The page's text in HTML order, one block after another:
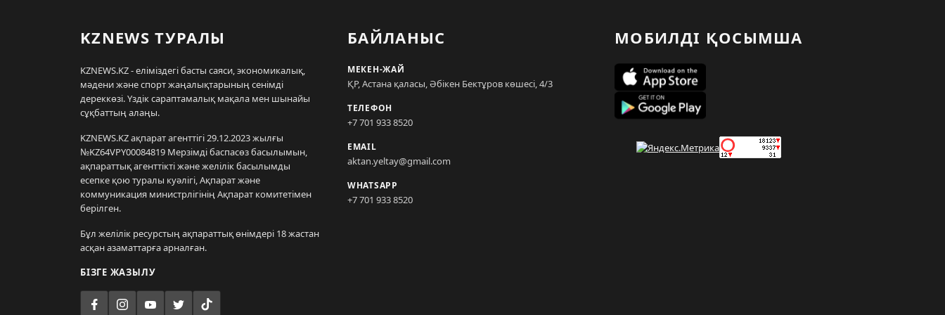
KZNEWS ТУРАЛЫ
KZNEWS.KZ - еліміздегі басты саяси, экономикалық,
мәдени және спорт жаңалықтарының сенімді
дереккөзі. Үздік сараптамалық мақала мен шынайы
сұқбаттың алаңы.
KZNEWS.KZ ақпарат агенттігі 29.12.2023 жылғы
№KZ64VPY00084819 Мерзімді баспасөз басылымын,
ақпараттық агенттікті және желілік басылымды
есепке қою туралы куәлігі, Ақпарат және
коммуникация министрлігінің Ақпарат комитетімен
берілген.
Бұл желілік ресурстың ақпараттық өнімдері 18 жастан
асқан азаматтарға арналған.
БІЗГЕ ЖАЗЫЛУ
БАЙЛАНЫС
МЕКЕН-ЖАЙ
ҚР, Астана қаласы, Әбікен Бектұров көшесі, 4/3
ТЕЛЕФОН
+7 701 933 8520
EMAIL
aktan.yeltay@gmail.com
WHATSAPP
+7 701 933 8520
МОБИЛДІ ҚОСЫМША